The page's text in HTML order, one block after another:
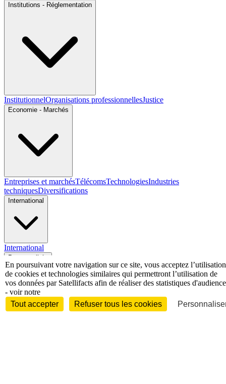
Institutions - Réglementation
InstitutionnelOrganisations professionnellesJustice
Economie - Marchés
Entreprises et marchésTélécomsTechnologiesIndustries
techniquesDiversifications
International
International
Personnalités
InterviewBiographies Nominations /
En poursuivant votre navigation sur ce site, vous acceptez l’utilisation
de cookies et technologies similaires qui permettront l’utilisation de
vos données par Satellifacts afin de réaliser des statistiques d'audience
- voir notre
Tout accepter
Refuser tous les cookies